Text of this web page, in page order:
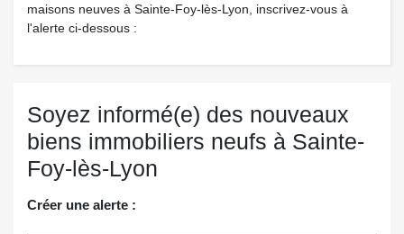
maisons neuves à Sainte-Foy-lès-Lyon, inscrivez-vous à
l'alerte ci-dessous :
Soyez informé(e) des nouveaux
biens immobiliers neufs à Sainte-
Foy-lès-Lyon
Créer une alerte :